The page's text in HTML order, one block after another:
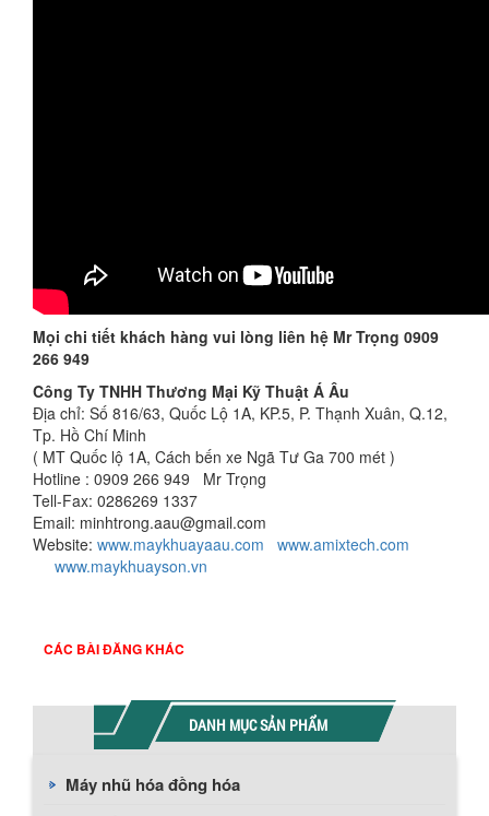
Mọi chi tiết khách hàng vui lòng liên hệ Mr Trọng 0909
266 949
Công Ty TNHH Thương Mại Kỹ Thuật Á Âu
Địa chỉ: Số 816/63, Quốc Lộ 1A, KP.5, P. Thạnh Xuân, Q.12,
Tp. Hồ Chí Minh
( MT Quốc lộ 1A, Cách bến xe Ngã Tư Ga 700 mét )
Hotline : 0909 266 949 Mr Trọng
Tell-Fax: 0286269 1337
Email: minhtrong.aau@gmail.com
Website: www.maykhuayaau.com
www.amixtech.com
www.maykhuayson.vn
CÁC BÀI ĐĂNG KHÁC
DANH MỤC SẢN PHẨM
Máy nhũ hóa đồng hóa